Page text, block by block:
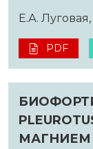
Е.А.
PDF
МАГНИЕМ